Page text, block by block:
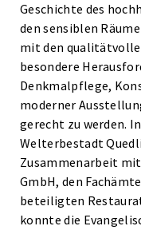
Geschichte des
den sensiblen
mit den
besondere
Denkmalpflege,
moderner
gerecht zu werden.
Welterbestadt
Zusammenarbeit
GmbH, den
beteiligten
konnte die